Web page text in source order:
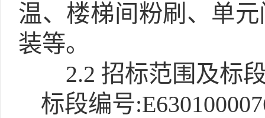
温、楼梯间粉刷、单
装等。
2.2 招标范围及标
标段编号